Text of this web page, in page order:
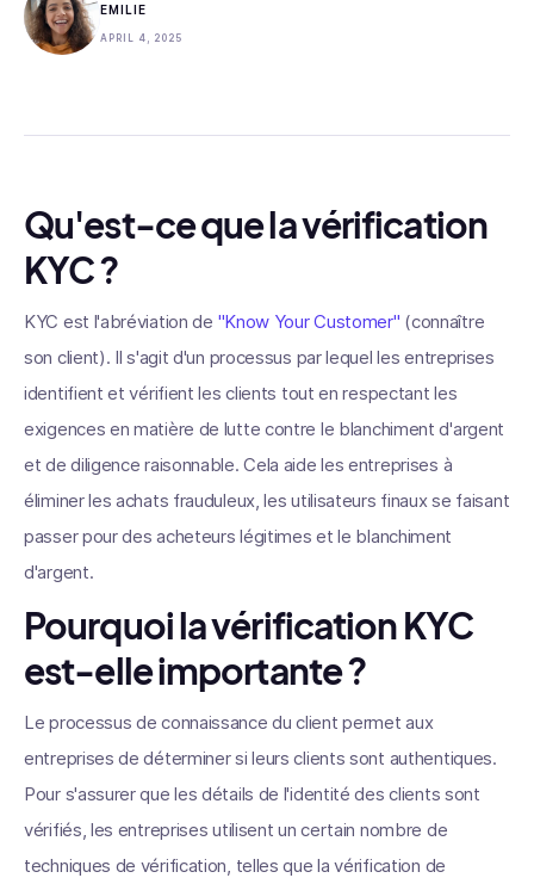
EMILIE
APRIL 4, 2025
Qu'est-ce que la vérification
KYC ?
KYC est l'abréviation de "Know Your Customer" (connaître
son client). Il s'agit d'un processus par lequel les entreprises
identifient et vérifient les clients tout en respectant les
exigences en matière de lutte contre le blanchiment d'argent
et de diligence raisonnable. Cela aide les entreprises à
éliminer les achats frauduleux, les utilisateurs finaux se faisant
passer pour des acheteurs légitimes et le blanchiment
d'argent.
Pourquoi la vérification KYC
est-elle importante ?
Le processus de connaissance du client permet aux
entreprises de déterminer si leurs clients sont authentiques.
Pour s'assurer que les détails de l'identité des clients sont
vérifiés, les entreprises utilisent un certain nombre de
techniques de vérification, telles que la vérification de